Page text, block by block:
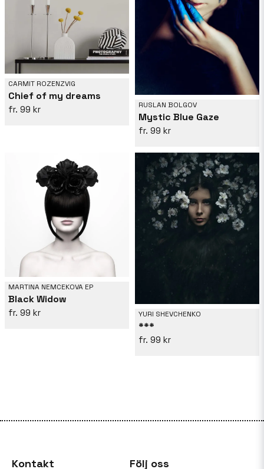
CARMIT ROZENZVIG
Chief of my dreams
99 kr RUSLAN BOLGOV
Mystic Blue Gaze
99 kr
MARTINA NEMCEKOVA EP
Black Widow
99 kr YURI SHEVCHENKO
***
99 kr
Kontakt Följ oss